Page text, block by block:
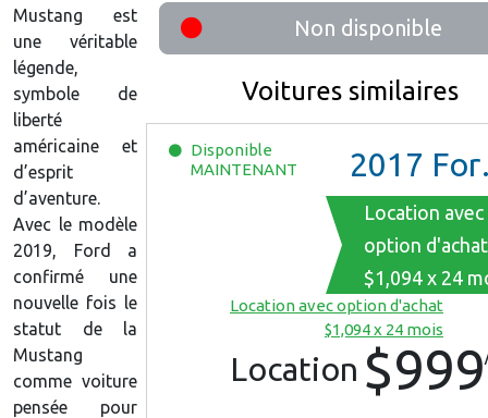
Non disponible
Voitures similaires
Disponible
MAINTENANT
2017 Ford Mustang
Location avec
option d'achat
$1,094 x 24
Location avec option d'achat
$1,094 x 24 mois
Location $999
Mustang est
une véritable
légende,
symbole de
liberté
américaine et
d’esprit
d’aventure.
Avec le modèle
2019, Ford a
confirmé une
nouvelle fois le
statut de la
Mustang
comme voiture
pensée pour